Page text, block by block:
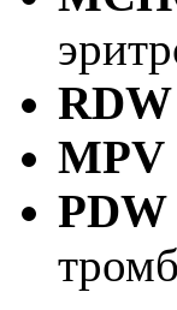
RDW
MPV
PDW